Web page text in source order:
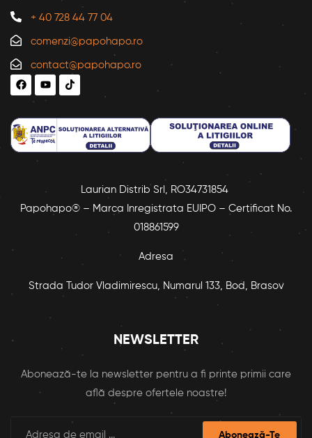
+ 40 728 44 77 04
comenzi@papohapo.ro
contact@papohapo.ro
Laurian Distrib Srl, RO34731854
Papohapo® – Marca Inregistrata EUIPO – Certificat No.
018861599
Adresa
Strada Tudor Vladimirescu, Numarul 133, Bod, Brasov
NEWSLETTER
Abonează-te la newsletter pentru a fi printe primii care
află despre ofertele noastre!
Abonează-Te